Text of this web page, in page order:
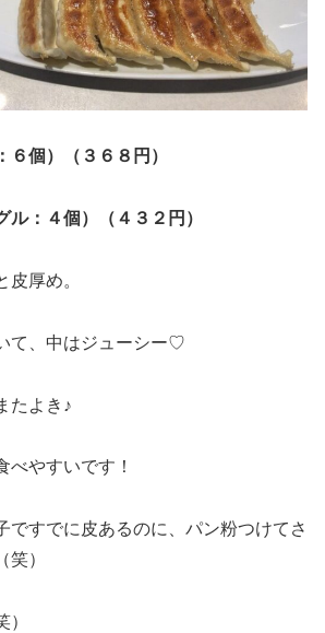
個）（３６８円）
ル：４個）（４３２円）
皮厚め。
て、中はジューシー♡
たよき♪
べやすいです！
ですでに皮あるのに、パン粉つけてさ
笑）